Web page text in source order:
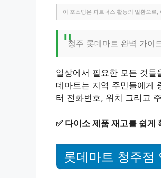
이 포스팅은 파트너스 활동의 일환으로
청주 롯데마트 완벽 가이
일상에서 필요한 모든 것
데마트는 지역 주민들에게
터 전화번호, 위치 그리고
✅ 다이소 제품 재고를 쉽게
롯데마트 청주점